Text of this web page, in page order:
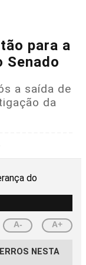
para a
Senado
a saída de
da
A- A+
NESTA